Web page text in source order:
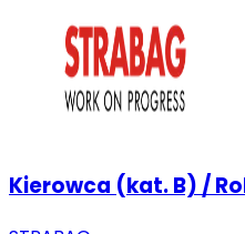
Kierowca (kat. B) /